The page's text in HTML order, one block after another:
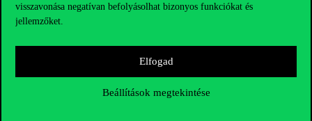
visszavonása negatívan befolyásolhat bizonyos funkciókat és
jellemzőket.
Elfogad
Beállítások megtekintése